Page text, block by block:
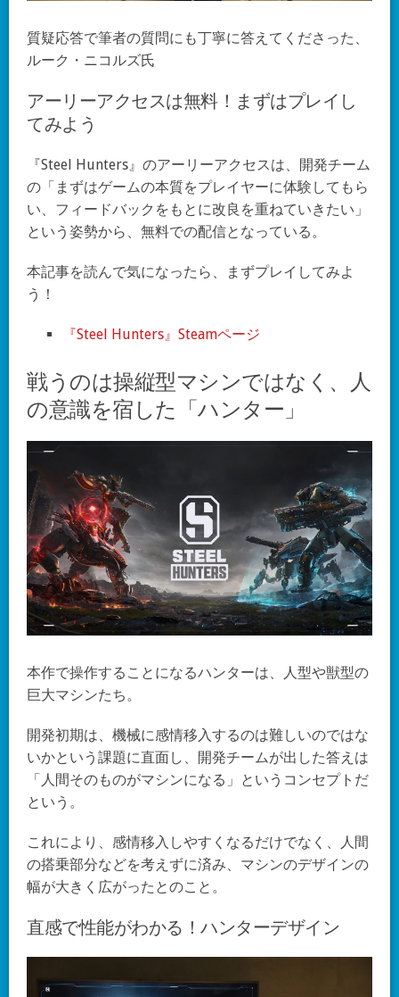
質疑応答で筆者の質問にも丁寧に答えてくださった、
ルーク・ニコルズ氏
アーリーアクセスは無料！まずはプレイし
てみよう
『Steel Hunters』のアーリーアクセスは、開発チーム
の「まずはゲームの本質をプレイヤーに体験してもら
い、フィードバックをもとに改良を重ねていきたい」
という姿勢から、無料での配信となっている。
本記事を読んで気になったら、まずプレイしてみよ
う！
『Steel Hunters』Steamページ
戦うのは操縦型マシンではなく、人
の意識を宿した「ハンター」
本作で操作することになるハンターは、人型や獣型の
巨大マシンたち。
開発初期は、機械に感情移入するのは難しいのではな
いかという課題に直面し、開発チームが出した答えは
「人間そのものがマシンになる」というコンセプトだ
という。
これにより、感情移入しやすくなるだけでなく、人間
の搭乗部分などを考えずに済み、マシンのデザインの
幅が大きく広がったとのこと。
直感で性能がわかる！ハンターデザイン